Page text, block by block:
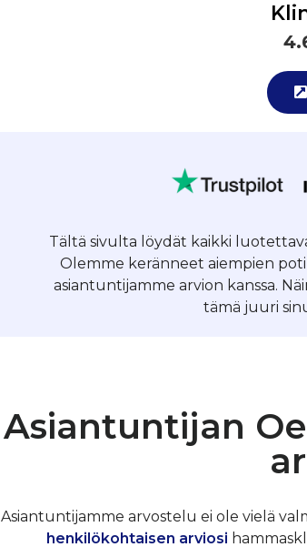
Tältä sivulta löydät kaikki
Olemme keränneet aiempien
asiantuntijamme arvion kanssa.
tämä juuri
Asiantuntijan
Asiantuntijamme arvostelu ei ole vielä
henkilökohtaisen arviosi